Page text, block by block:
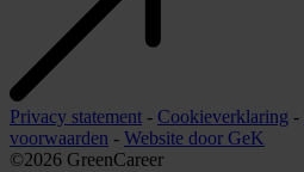
Privacy statement - Cookieverklaring -
voorwaarden - Website door GeK
©2026 GreenCareer